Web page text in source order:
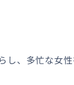
し、多忙な女